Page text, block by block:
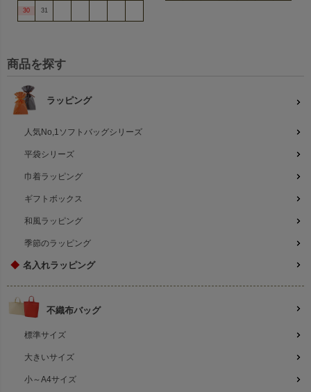
30 31
商品を探す
ラッピング
人気No,1ソフトバッグシリーズ
平袋シリーズ
巾着ラッピング
ギフトボックス
和風ラッピング
季節のラッピング
◆ 名入れラッピング
不織布バッグ
標準サイズ
大きいサイズ
小～A4サイズ